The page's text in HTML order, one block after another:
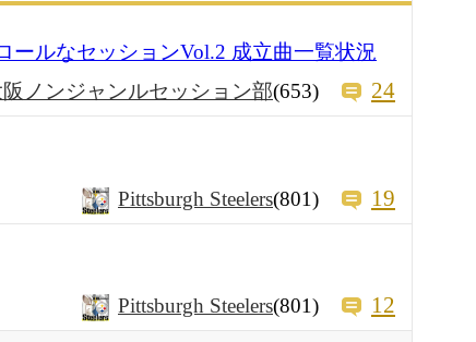
ルなセッションVol.2 成立曲一覧状況
阪ノンジャンルセッション部(653) 24
Pittsburgh Steelers(801) 19
Pittsburgh Steelers(801) 12